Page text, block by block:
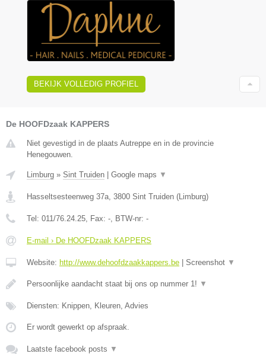
BEKIJK VOLLEDIG PROFIEL
De HOOFDzaak KAPPERS
Niet gevestigd in de plaats Autreppe en in de provincie
Henegouwen.
Limburg » Sint Truiden | Google maps ▼
Hasseltsesteenweg 37a 3800 Sint Truiden (Limburg)
Tel: 011/76.24.25 , Fax: - , BTW-nr: -
E-mail › De HOOFDzaak KAPPERS
Website: http://www.dehoofdzaakkappers.be | Screenshot ▼
Persoonlijke aandacht staat bij ons op nummer 1! ▼
Diensten: Knippen, Kleuren, Advies
Er wordt gewerkt op afspraak.
Laatste facebook posts ▼